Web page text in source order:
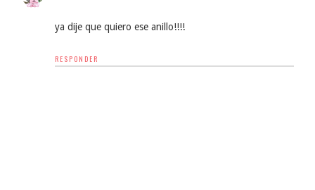
ya dije que quiero ese anillo!!!!
RESPONDER